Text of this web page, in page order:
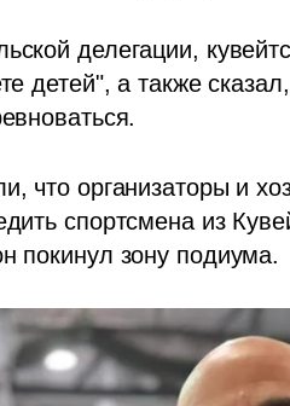
делегации,
детей", а также
что организаторы и
спортсмена из
покинул зону подиума.